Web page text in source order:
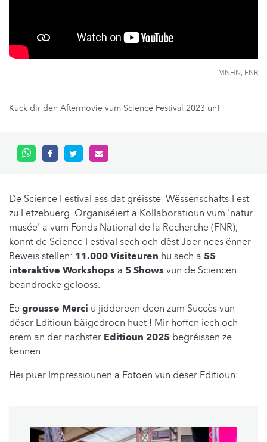
MNHN, FNR
Kuck dir den Aftermovie vum Science Festival 2023 un!
De Science Festival ass dat gréisste Wëssenschafts-Fest
zu Lëtzebuerg. Organiséiert a Kollaboratioun vum 'natur
musée' a vum Fonds National de la Recherche (FNR),
konnt de Science Festival sech och dëst Joer nees ënner
Beweis stellen: 11.000 Visiteuren hu sech a 55
interaktive Workshops a 5 Shows vun de Sciencen
beandrocke gelooss.
Eegrousse Merci u jiddereen deen zum Succès vun
dëser Editioun bäigedroen huet ! Mir hoffen iech och
erëm an der nächster Editioun 2025 begréissen ze
kënnen.
Hei puer Impressiounen a Fotoen vun dëser Editioun: